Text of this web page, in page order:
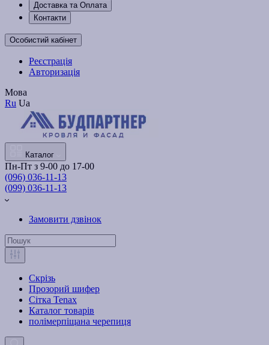
Доставка та Оплата
Контакти
Особистий кабінет
Реєстрація
Авторизація
Мова
Ru Ua
Каталог
Пн-Пт з 9-00 до 17-00
(096) 036-11-13
(099) 036-11-13
Замовити дзвінок
Скрізь
Прозорий шифер
Сітка Tenax
Каталог товарів
полімерпіщана черепиця